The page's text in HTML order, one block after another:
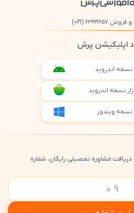
۶۲۹۹۹۶۵۷ (021)
اپلیکیشن پرش
نسخه اندروید
نسخه اندروید
نسخه ویندوز
مشاوره تحصیلی رایگان، شماره